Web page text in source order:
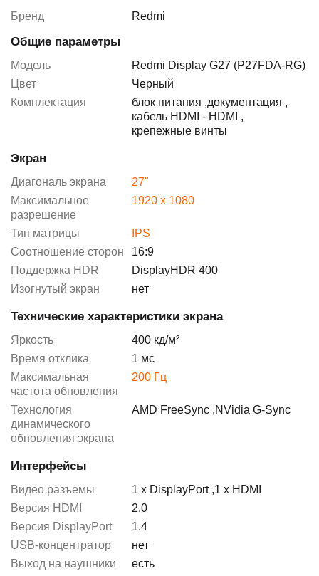
Бренд Redmi
Общие параметры
Модель
Redmi Display G27 (P27FDA-RG)
Цвет
Черный
Комплектация
блок питания ,документация ,
кабель HDMI - HDMI ,
крепежные винты
Экран
Диагональ экрана
27"
Максимальное
разрешение
1920 x 1080
Тип матрицы
IPS
Соотношение сторон
16:9
Поддержка HDR
DisplayHDR 400
Изогнутый экран
нет
Технические характеристики экрана
Яркость
400 кд/м²
Время отклика
1 мс
Максимальная
частота обновления
200 Гц
Технология
динамического
обновления экрана
AMD FreeSync ,NVidia G-Sync
Интерфейсы
Видео разъемы 1 x DisplayPort ,1 x HDMI
Версия HDMI
2.0
Версия DisplayPort
1.4
USB-концентратор
нет
Выход на наушники
есть